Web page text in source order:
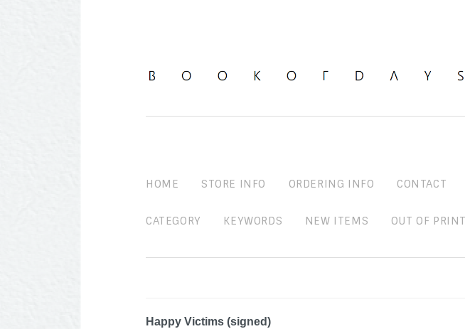
HOME STORE INFO ORDERING INFO CONTACT
CATEGORY KEYWORDS NEW ITEMS OUT OF PRINT
Happy Victims (signed)